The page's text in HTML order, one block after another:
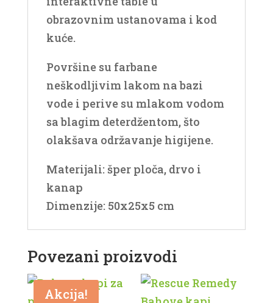
obrazovnim ustanovama i kod
kuće.
Površine su farbane
neškodljivim lakom na bazi
vode i perive su mlakom vodom
sa blagim deterdžentom, što
olakšava održavanje higijene.
Materijali: šper ploča, drvo i
kanap
Dimenzije: 50x25x5 cm
Povezani proizvodi
Akcija!